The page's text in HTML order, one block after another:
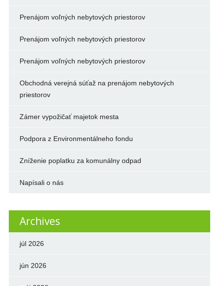
Prenájom voľných nebytových priestorov
Prenájom voľných nebytových priestorov
Prenájom voľných nebytových priestorov
Obchodná verejná súťaž na prenájom nebytových
priestorov
Zámer vypožičať majetok mesta
Podpora z Environmentálneho fondu
Zníženie poplatku za komunálny odpad
Napísali o nás
Archives
júl 2026
jún 2026